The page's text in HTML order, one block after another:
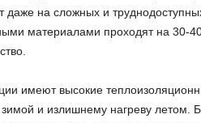
даже на сложных и
материалами проходят на 30-
имеют высокие
зимой и излишнему нагреву летом.